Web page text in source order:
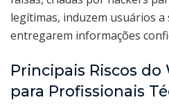
legítimas, induzem usuários a
entregarem informações
Principais Riscos do
para Profissionais